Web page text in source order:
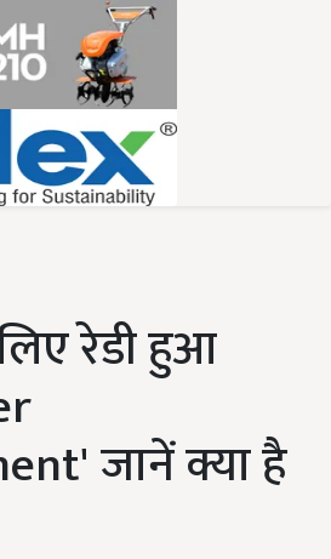
रेडी हुआ
जानें क्या है